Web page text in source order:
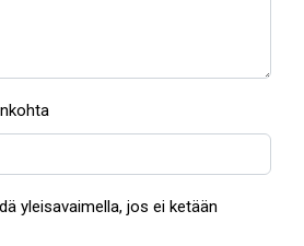
yleisavaimella, jos ei ketään